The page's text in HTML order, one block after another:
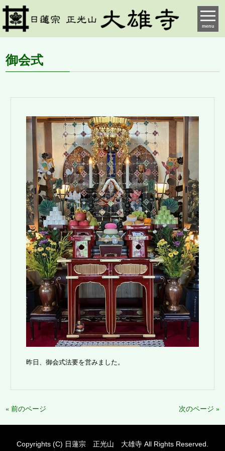
menu
御会式
昨日、御会式法要を営みました。
« 前のページ 次のページ »
Copyrights (C) 日蓮宗 正光山 大雄寺 All Rights Reserved.